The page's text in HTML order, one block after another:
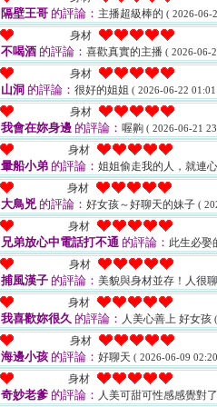
隔壁王哥 的評論： 主播超級棒的 ( 2026-06-
身材
不喝酒 的評論： 喜歡真實的主播 ( 2026-06-
身材
山洞 的評論： 很好的姐姐 ( 2026-06-22
身材
我會在妳身邊 的評論： 喔齁 ( 2026-06-21
身材
暈船小弟 的評論： 姐姐偷走我的人，就連
身材
大鳥兇的評論： 好女孩～好聊天的妹子 (
身材
兄弟放心中電話打不通 的評論： 此生必娶
身材
捕風漢子 的評論： 美貌與身材並存！人很
身材
我喜歡妳很久 的評論： 人美心善上 好女孩
身材
海邊小孩 的評論： 好聊天 ( 2026-06-09
身材
奇妙老爹 的評論： 人美可甜可性感感覺對